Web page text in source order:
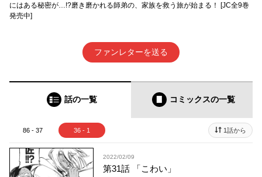
にはある秘密が…!?磨き磨かれる師弟の、家族を救う旅が始まる！ [JC全9巻
発売中]
ファンレターを送る
話の一覧 コミックスの一覧
86 - 37 36 - 1 1話から
2022/02/09
第31話 「こわい」